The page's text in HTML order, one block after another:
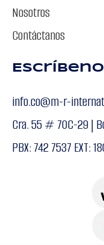
Nosotros
Contáctanos
info.co@m-r-
Cra. 55 # 70C-29 |
PBX: 742 7537 EXT: